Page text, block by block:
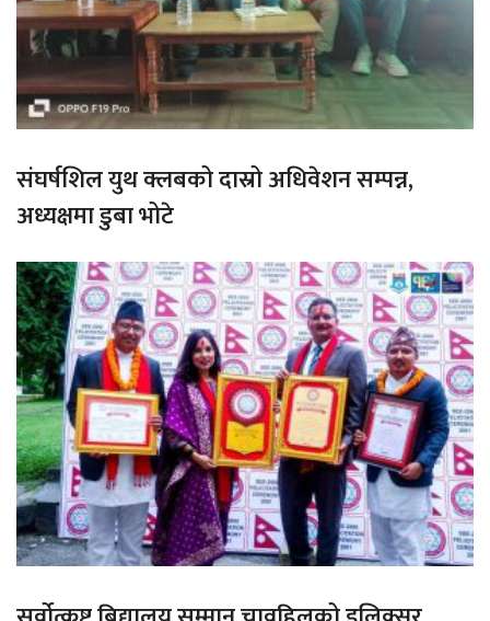
संघर्षशिल युथ क्लबको दास्रो अधिवेशन सम्पन्न,
अध्यक्षमा डुबा भोटे